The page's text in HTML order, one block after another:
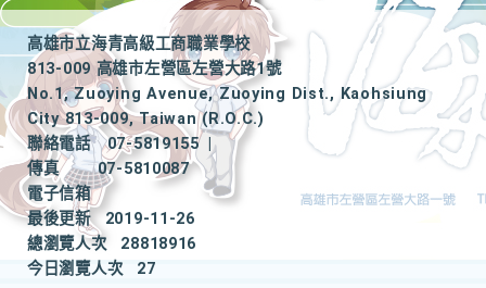
高雄市立海青高級工商職業學校
813-009 高雄市左營區左營大路1號
No.1, Zuoying Avenue, Zuoying Dist., Kaohsiung
City 813-009, Taiwan (R.O.C.)
聯絡電話
07-5819155
|
傳真
07-5810087
電子信箱
最後更新
2019-11-26
總瀏覽人次
28818916
今日瀏覽人次
27